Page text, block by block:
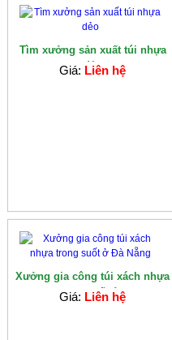
Tìm xưởng sản xuất túi nhựa
dẻo
Giá: Liên hệ
Xưởng gia công túi xách nhựa
trong suốt ở...
Giá: Liên hệ